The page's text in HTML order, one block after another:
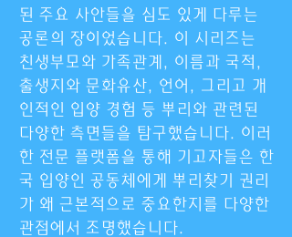
된 주요 사안들을 심도 있게 다루는
공론의 장이었습니다. 이 시리즈는
친생부모와 가족관계, 이름과 국적,
출생지와 문화유산, 언어, 그리고 개
인적인 입양 경험 등 뿌리와 관련된
다양한 측면들을 탐구했습니다. 이러
한 전문 플랫폼을 통해 기고자들은 한
국 입양인 공동체에게 뿌리찾기 권리
가 왜 근본적으로 중요한지를 다양한
관점에서 조명했습니다.